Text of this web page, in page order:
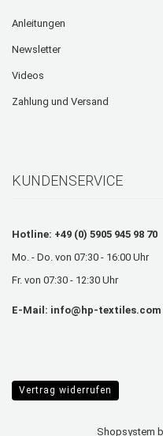
Anleitungen
Newsletter
Videos
Zahlung und Versand
KUNDENSERVICE
Hotline: +49 (0) 5905 945 98 70
Mo. - Do. von 07:30 - 16:00 Uhr
Fr. von 07:30 - 12:30 Uhr
E-Mail: info@hp-textiles.com
Vertrag widerrufen
Shopsystem